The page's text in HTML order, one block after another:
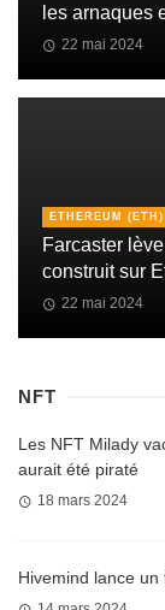
les arnaques
22 mai 2024
ETHEREUM (ETH)
Farcaster
construit sur
22 mai 2024
NFT
Les NFT Milady
aurait été piraté
18 mars 2024
Hivemind lance un